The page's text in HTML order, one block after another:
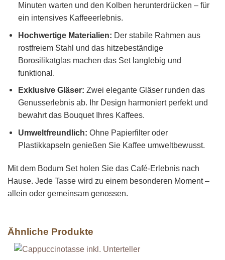
Minuten warten und den Kolben herunterdrücken – für
ein intensives Kaffeeerlebnis.
Hochwertige Materialien: Der stabile Rahmen aus
rostfreiem Stahl und das hitzebeständige
Borosilikatglas machen das Set langlebig und
funktional.
Exklusive Gläser: Zwei elegante Gläser runden das
Genusserlebnis ab. Ihr Design harmoniert perfekt und
bewahrt das Bouquet Ihres Kaffees.
Umweltfreundlich: Ohne Papierfilter oder
Plastikkapseln genießen Sie Kaffee umweltbewusst.
Mit dem Bodum Set holen Sie das Café-Erlebnis nach
Hause. Jede Tasse wird zu einem besonderen Moment –
allein oder gemeinsam genossen.
Ähnliche Produkte